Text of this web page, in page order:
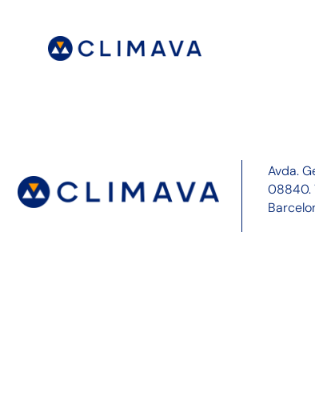
Avda.
08840.